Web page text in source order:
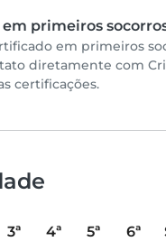
primeiros
em primeiros
diretamente com
certificações.
3ª 4ª 5ª 6ª